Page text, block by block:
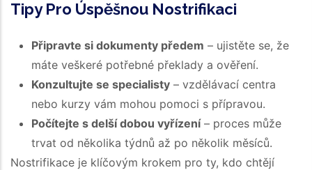
Tipy Pro Úspěšnou Nostrifikaci
Připravte si dokumenty předem – ujistěte se, že
máte veškeré potřebné překlady a ověření.
Konzultujte se specialisty – vzdělávací centra
nebo kurzy vám mohou pomoci s přípravou.
Počítejte s delší dobou vyřízení– proces může
trvat od několika týdnů až po několik měsíců.
Nostrifikace je klíčovým krokem pro ty, kdo chtějí